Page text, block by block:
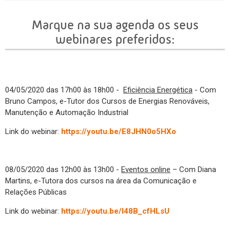
Marque na sua agenda os seus
webinares preferidos:
04/05/2020 das 17h00 às 18h00 - Eficiência Energética - Com
Bruno Campos, e-Tutor dos Cursos de Energias Renováveis,
Manutenção e Automação Industrial
Link do webinar: https://youtu.be/E8JHN0o5HXo
08/05/2020 das 12h00 às 13h00 - Eventos online – Com Diana
Martins, e-Tutora dos cursos na área da Comunicação e
Relações Públicas
Link do webinar: https://youtu.be/I48B_cfHLsU